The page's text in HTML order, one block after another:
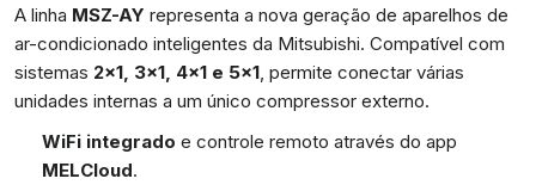
A linha MSZ-AY representa a nova geração de aparelhos de
ar-condicionado inteligentes da Mitsubishi. Compatível com
sistemas 2x1, 3x1, 4x1 e 5x1, permite conectar várias
unidades internas a um único compressor externo.
WiFi integrado e controle remoto através do app
MELCloud.